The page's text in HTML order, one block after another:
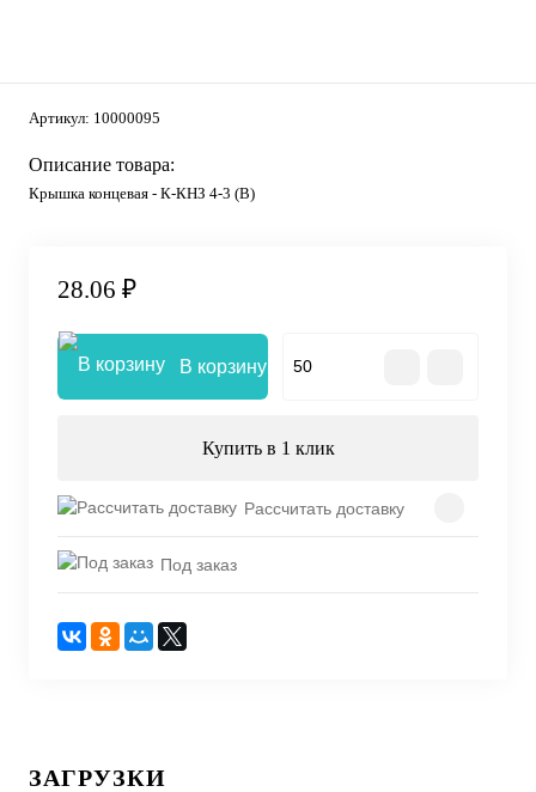
Артикул: 10000095
Описание товара:
Крышка концевая - К-КНЗ 4-3 (В)
28.06 ₽
В корзину
Купить в 1 клик
Рассчитать доставку
Под заказ
ЗАГРУЗКИ